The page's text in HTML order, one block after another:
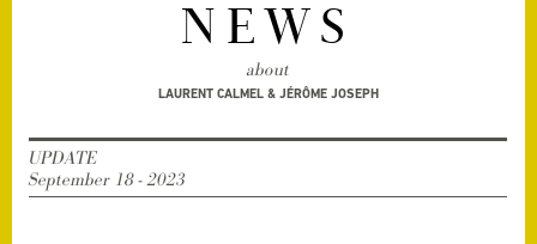
NEWS
about
LAURENT CALMEL & JÉRÔME JOSEPH
UPDATE
September 18 - 2023